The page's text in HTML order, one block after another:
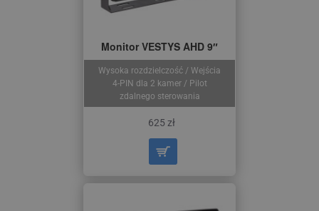
Wysoka rozdzielczość / Wejścia
4-PIN dla 2 kamer / Pilot
zdalnego sterowania
Monitor VESTYS AHD 9″
625 zł